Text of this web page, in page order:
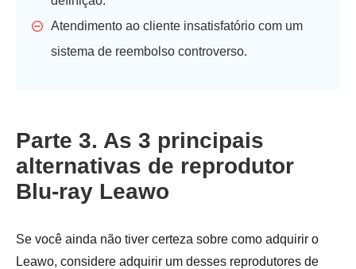
Atendimento ao cliente insatisfatório com um
sistema de reembolso controverso.
Parte 3. As 3 principais
alternativas de reprodutor
Blu-ray Leawo
Se você ainda não tiver certeza sobre como adquirir o
Leawo, considere adquirir um desses reprodutores de